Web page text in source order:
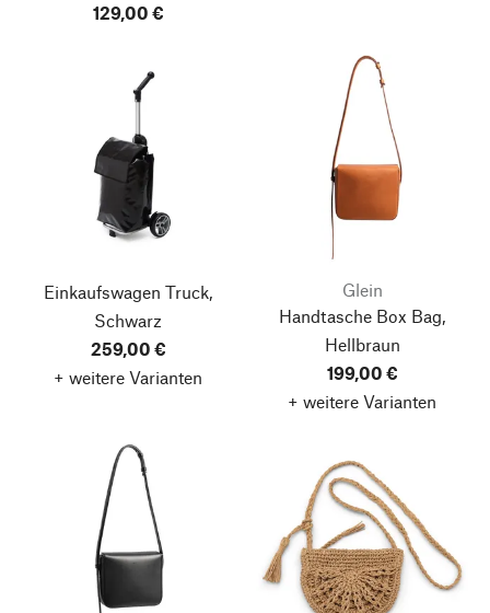
129,00 €
Einkaufswagen Truck,
Schwarz
259,00 €
+ weitere Varianten
Glein
Handtasche Box Bag,
Hellbraun
199,00 €
+ weitere Varianten